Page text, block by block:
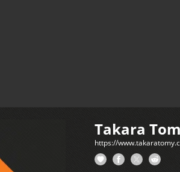
Takara
https://